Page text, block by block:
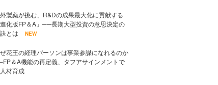
製薬が挑む、R&Dの成果最大化に貢献する
進化版FP＆A」──長期大型投資の意思決定の
とは
NEW
花王の経理パーソンは事業参謀になれるのか
＆A機能の再定義、タフアサインメントで
材育成